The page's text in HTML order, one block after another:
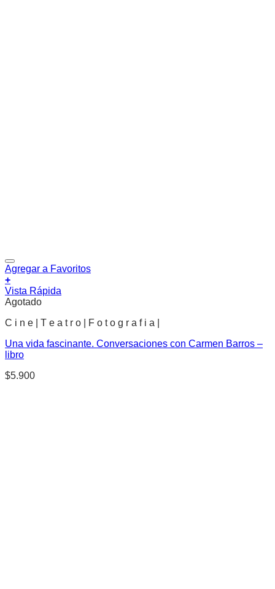
Agregar a Favoritos
+
Vista Rápida
Agotado
C i n e | T e a t r o | F o t o g r a f i a |
Una vida fascinante. Conversaciones con Carmen Barros –
libro
$5.900